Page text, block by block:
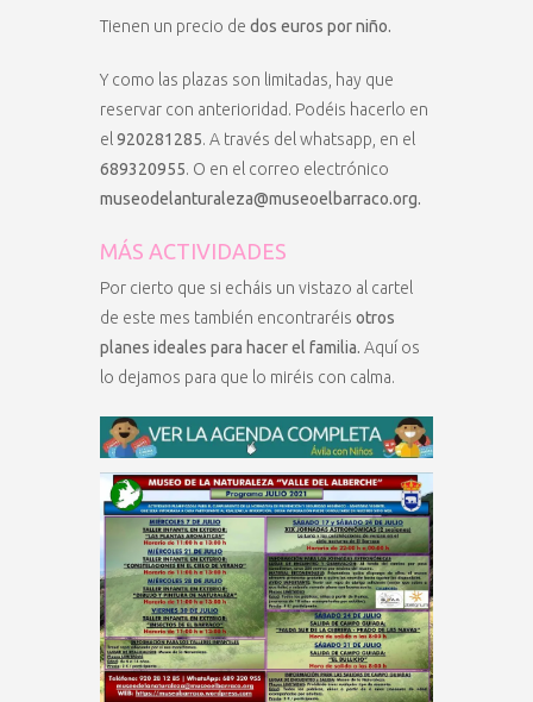
Tienen un precio de dos euros por niño.
Y como las plazas son limitadas, hay que
reservar con anterioridad. Podéis hacerlo en
el 920281285. A través del whatsapp, en el
689320955. O en el correo electrónico
museodelanturaleza@museoelbarraco.org.
MÁS ACTIVIDADES
Por cierto que si echáis un vistazo al cartel
de este mes también encontraréis otros
planes ideales para hacer el familia. Aquí os
lo dejamos para que lo miréis con calma.